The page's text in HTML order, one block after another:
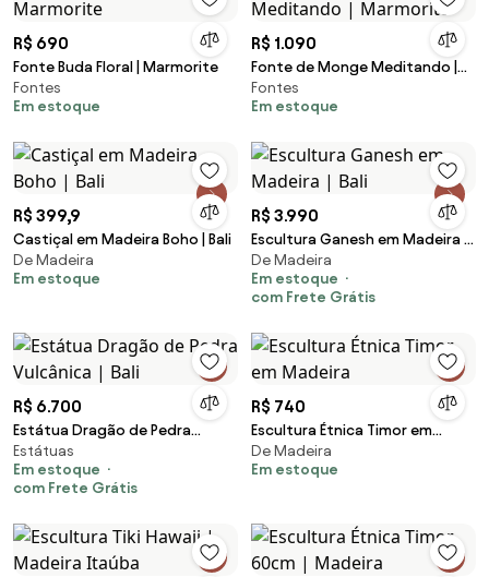
R$ 690
Fonte Buda Floral | Marmorite
Fontes
Em estoque
R$ 1.090
Fonte de Monge Meditando |
Marmorite
Fontes
Em estoque
R$ 399,9
Castiçal em Madeira Boho | Bali
De Madeira
Em estoque
R$ 3.990
Escultura Ganesh em Madeira |
Bali
De Madeira
Em estoque
com Frete Grátis
R$ 6.700
Estátua Dragão de Pedra
Vulcânica | Bali
Estátuas
Em estoque
com Frete Grátis
R$ 740
Escultura Étnica Timor em
Madeira
De Madeira
Em estoque